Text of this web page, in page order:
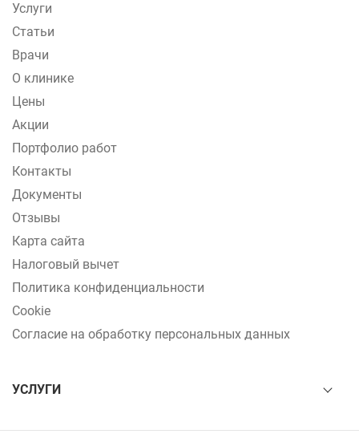
Услуги
Статьи
Врачи
О клинике
Цены
Акции
Портфолио работ
Контакты
Документы
Отзывы
Карта сайта
Налоговый вычет
Политика конфиденциальности
Cookie
Согласие на обработку персональных данных
УСЛУГИ